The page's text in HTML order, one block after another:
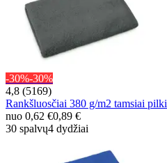
-30%-30%
4,8 (5169)
Rankšluosčiai 380 g/m2 tamsiai pilki
nuo 0,62 €0,89 €
30 spalvų4 dydžiai